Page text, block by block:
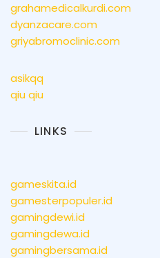
grahamedicalkurdi.com
dyanzacare.com
griyabromoclinic.com
asikqq
qiu qiu
LINKS
gameskita.id
gamesterpopuler.id
gamingdewi.id
gamingdewa.id
gamingbersama.id